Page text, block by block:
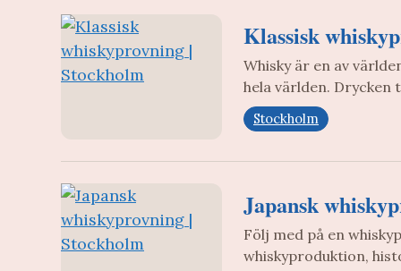
Klassisk
Whisky är en av
hela världen. Drycken
Stockholm
Japansk
Följ med på en
whiskyproduktion,